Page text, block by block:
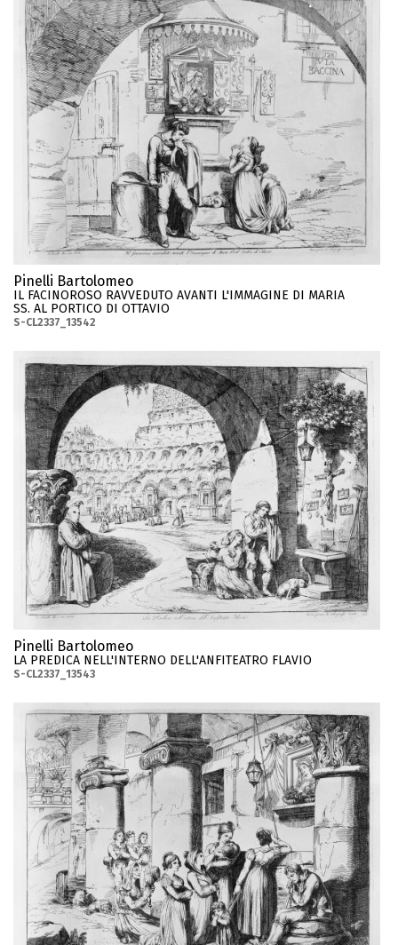
Pinelli Bartolomeo
IL FACINOROSO RAVVEDUTO AVANTI L'IMMAGINE DI MARIA
SS. AL PORTICO DI OTTAVIO
S-CL2337_13542
Pinelli Bartolomeo
LA PREDICA NELL'INTERNO DELL'ANFITEATRO FLAVIO
S-CL2337_13543